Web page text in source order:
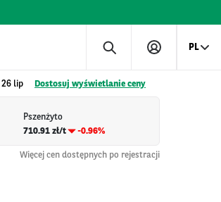
PL
26 lip Dostosuj wyświetlanie ceny
Pszenżyto
710.91 zł/t
-0.96%
Więcej cen dostępnych po rejestracji